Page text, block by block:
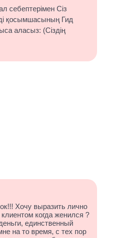
себептерімен Сіз
қосымшасының Гид
аласыз: (Сіздің
Хочу выразить лично
когда женился ?
единственный
на то время, с тех пор